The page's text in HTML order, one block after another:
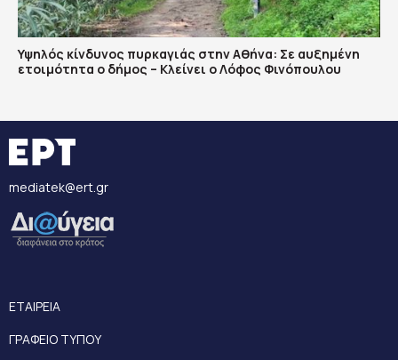
Υψηλός κίνδυνος πυρκαγιάς στην Αθήνα: Σε αυξημένη
ετοιμότητα ο δήμος – Κλείνει ο Λόφος Φινόπουλου
mediatek@ert.gr
ΕΤΑΙΡΕΙΑ
ΓΡΑΦΕΙΟ ΤΥΠΟΥ